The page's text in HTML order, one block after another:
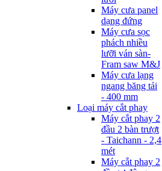
Máy cưa panel
dạng đứng
Máy cưa sọc
phách nhiều
lưỡi ván sàn-
Fram saw M&J
Máy cưa lạng
ngang băng tải
- 400 mm
Loại máy cắt phay
Máy cắt phay 2
đầu 2 bàn trượt
- Taichann - 2,4
mét
Máy cắt phay 2